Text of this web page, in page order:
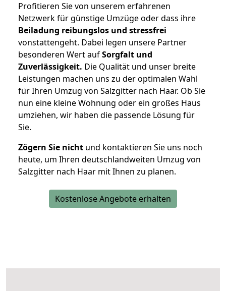
Profitieren Sie von unserem erfahrenen
Netzwerk für günstige Umzüge oder dass ihre
Beiladung reibungslos und stressfrei
vonstattengeht. Dabei legen unsere Partner
besonderen Wert aufSorgfalt und
Zuverlässigkeit. Die Qualität und unser breite
Leistungen machen uns zu der optimalen Wahl
für Ihren Umzug von Salzgitter nach Haar. Ob Sie
nun eine kleine Wohnung oder ein großes Haus
umziehen, wir haben die passende Lösung für
Sie.
Zögern Sie nicht und kontaktieren Sie uns noch
heute, um Ihren deutschlandweiten Umzug von
Salzgitter nach Haar mit Ihnen zu planen.
Kostenlose Angebote erhalten